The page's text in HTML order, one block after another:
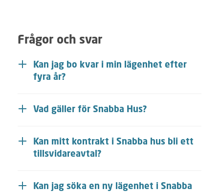
Frågor och svar
Kan jag bo kvar i min lägenhet efter
fyra år?
Vad gäller för Snabba Hus?
Kan mitt kontrakt i Snabba hus bli ett
tillsvidareavtal?
Kan jag söka en ny lägenhet i Snabba